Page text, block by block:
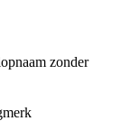
zonder